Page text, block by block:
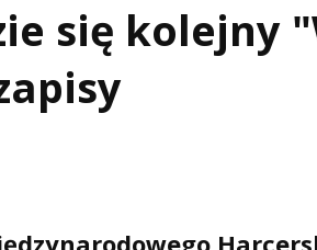
się kolejny